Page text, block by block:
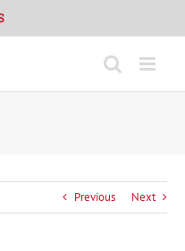
Previous Next